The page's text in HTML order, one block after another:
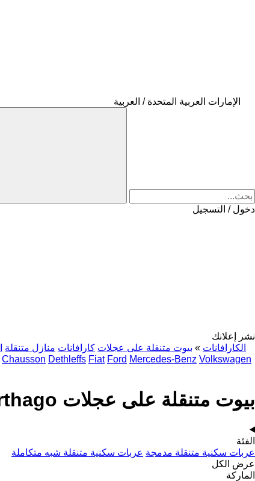
الإمارات العربية المتحدة / العربية
دخول / التسجيل
نشر إعلانك
الكارافانات » بيوت متنقلة على عجلات كارافانات منازل متنقلة
Chausson Dethleffs Fiat Ford Mercedes-Benz Volkswagen
بيوت متنقلة على عجلات Carthago
الفئة
عربات سكنية متنقلة مدمجة عربات سكنية متنقلة شبه متكاملة
عرض الكل
الماركة